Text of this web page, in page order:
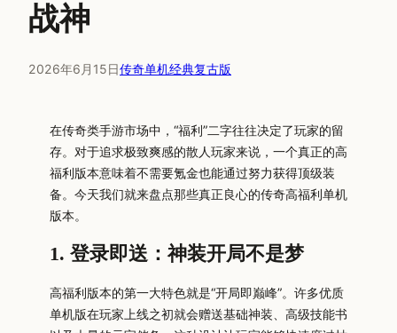
战神
2026年6月15日传奇单机经典复古版
在传奇类手游市场中，“福利”二字往往决定了玩家的留
存。对于追求极致爽感的散人玩家来说，一个真正的高
福利版本意味着不需要氪金也能通过努力获得顶级装
备。今天我们就来盘点那些真正良心的传奇高福利单机
版本。
1. 登录即送：神装开局不是梦
高福利版本的第一大特色就是“开局即巅峰”。许多优质
单机版在玩家上线之初就会赠送基础神装、高级技能书